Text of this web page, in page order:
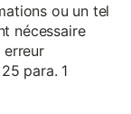
ou un tel
nécessaire
erreur
para. 1